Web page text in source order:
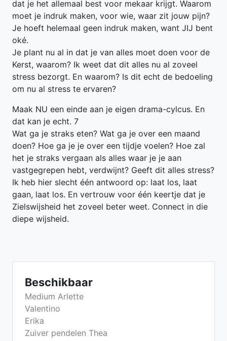
dat je het allemaal best voor mekaar krijgt. Waarom
moet je indruk maken, voor wie, waar zit jouw pijn?
Je hoeft helemaal geen indruk maken, want JIJ bent
oké.
Je plant nu al in dat je van alles moet doen voor de
Kerst, waarom? Ik weet dat dit alles nu al zoveel
stress bezorgt. En waarom? Is dit echt de bedoeling
om nu al stress te ervaren?
Maak NU een einde aan je eigen drama-cylcus. En
dat kan je echt. 7
Wat ga je straks eten? Wat ga je over een maand
doen? Hoe ga je je over een tijdje voelen? Hoe zal
het je straks vergaan als alles waar je je aan
vastgegrepen hebt, verdwijnt? Geeft dit alles stress?
Ik heb hier slecht één antwoord op: laat los, laat
gaan, laat los. En vertrouw voor één keertje dat je
Zielswijsheid het zoveel beter weet. Connect in die
diepe wijsheid.
Beschikbaar
Medium Arlette
Valentino
Erika
Zuiver pendelen Thea